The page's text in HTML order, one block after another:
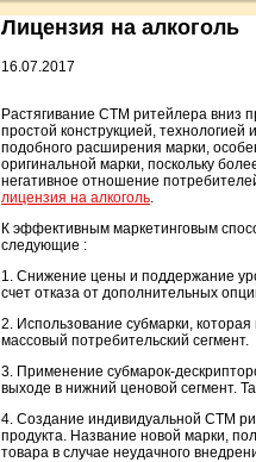
Лицензия на алкоголь
16.07.2017
Растягивание СТМ ритейлера вниз
простой конструкцией,
подобного расширения марки,
оригинальной марки, поскольку
негативное отношение
лицензия на алкоголь.
К эффективным маркетинговым
следующие :
1. Снижение цены и поддержание
счет отказа от дополнительных
2. Использование субмарки,
массовый потребительский сегмент.
3. Применение субмарок-
выходе в нижний ценовой сегмент.
4. Создание индивидуальной СТМ
продукта. Название новой марки,
товара в случае неудачного